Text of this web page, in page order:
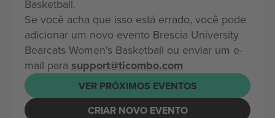
Basketball.
Se você acha que isso está errado, você pode
adicionar um novo evento Brescia University
Bearcats Women's Basketball ou enviar um e-
mail para support@ticombo.com
VER PRÓXIMOS EVENTOS
CRIAR NOVO EVENTO